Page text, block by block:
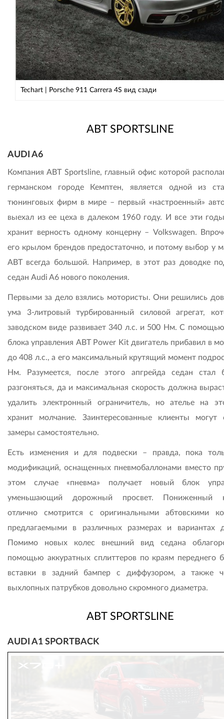
Techart | Porsche 911 Carrera 4S вид сзади
ABT SPORTSLINE
AUDI A6
Компания ABT Sportsline, главный офис которой
германском городе Кемптен, является одной из
тюнинговых фирм в мире – первый «настроенный»
выехал из ее цеха в далеком 1960 году. И все эти
хранит верность одному концерну – Volkswagen.
его крылом брендов предостаточно, и потому выбор у
АВТ всегда большой. Например, в этот раз доводке
седан Audi A6 нового поколения.
Первыми за дело взялись мотористы. Они решились
ума 3-литровый турбированный силовой агрегат,
заводском виде развивает 340 л.с. и 500 Нм. С
блока управления ABT Power Kit двигатель прибавил в
до 408 л.с., а его максимальный крутящий момент
Нм. Разумеется, после этого апгрейда седан стал
разгоняться, да и максимальная скорость должна
удалить электронный ограничитель, но ателье на
хранит молчание. Заинтересованные клиенты могут
замеры самостоятельно.
Есть изменения и для подвески – правда, пока
модификаций, оснащенных пневмобаллонами вместо
этом случае «пневма» получает новый блок
уменьшающий дорожный просвет. Пониженный
отлично смот­рится с оригинальными абтовскими
предлагаемыми в различных размерах и вариантах
Помимо новых колес внешний вид седана
помощью аккуратных сплиттеров по краям переднего
вставки в задний бампер с диффузором, а также
выхлопных патрубков довольно скромного диаметра.
ABT SPORTSLINE
AUDI A1 SPORTBACK